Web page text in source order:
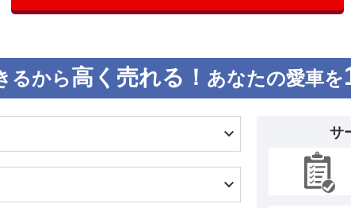
るから高く売れる！ あなたの愛車を
サ